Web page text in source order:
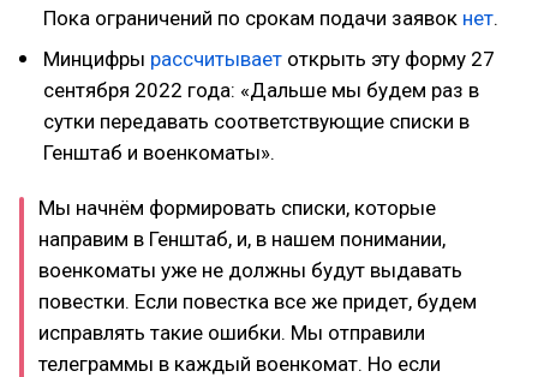
Пока ограничений по срокам подачи заявок нет.
Минцифры рассчитывает открыть эту форму 27
сентября 2022 года: «Дальше мы будем раз в
сутки передавать соответствующие списки в
Генштаб и военкоматы».
Мы начнём формировать списки, которые
направим в Генштаб, и, в нашем понимании,
военкоматы уже не должны будут выдавать
повестки. Если повестка все же придет, будем
исправлять такие ошибки. Мы отправили
телеграммы в каждый военкомат. Но если